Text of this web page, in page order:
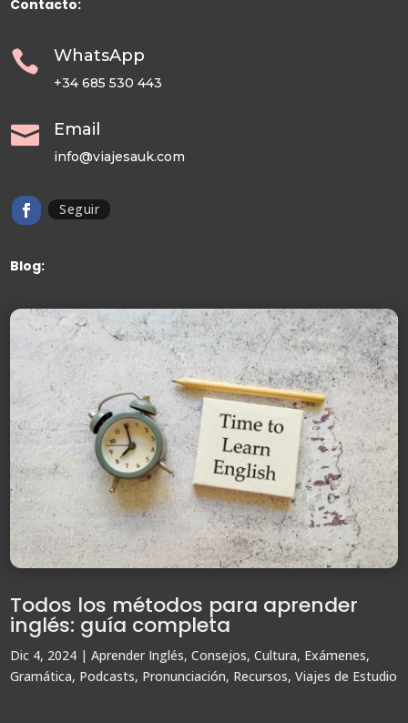
Contacto:
 WhatsApp
+34 685 530 443
 Email
info@viajesauk.com
Seguir
Blog:
Todos los métodos para aprender
inglés: guía completa
Dic 4, 2024 |Aprender Inglés,Consejos,Cultura, Exámenes,
Gramática, Podcasts, Pronunciación, Recursos,Viajes de Estudio